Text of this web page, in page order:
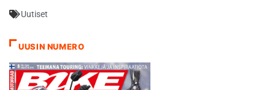
ammattilaistasolla on
2012 Suomen mestaruuden
Supercrossissa voittanut
Marko Kovalainen on nyt
sairaalassa Espanjassa ja
Uutiset
UUSIN NUMERO